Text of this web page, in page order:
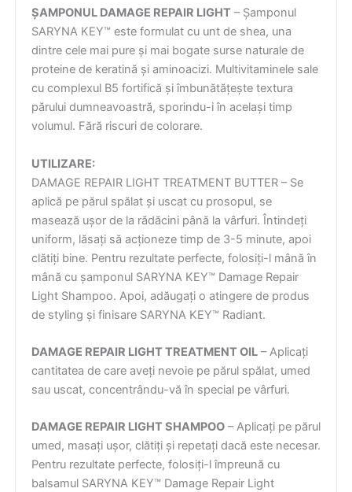
ȘAMPONUL DAMAGE REPAIR LIGHT – Șamponul
SARYNA KEY™ este formulat cu unt de shea, una
dintre cele mai pure și mai bogate surse naturale de
proteine de keratină și aminoacizi. Multivitaminele sale
cu complexul B5 fortifică și îmbunătățește textura
părului dumneavoastră, sporindu-i în același timp
volumul. Fără riscuri de colorare.
UTILIZARE:
DAMAGE REPAIR LIGHT TREATMENT BUTTER – Se
aplică pe părul spălat și uscat cu prosopul, se
masează ușor de la rădăcini până la vârfuri. Întindeți
uniform, lăsați să acționeze timp de 3-5 minute, apoi
clătiți bine. Pentru rezultate perfecte, folosiți-l mână în
mână cu șamponul SARYNA KEY™ Damage Repair
Light Shampoo. Apoi, adăugați o atingere de produs
de styling și finisare SARYNA KEY™ Radiant.
DAMAGE REPAIR LIGHT TREATMENT OIL – Aplicați
cantitatea de care aveți nevoie pe părul spălat, umed
sau uscat, concentrându-vă în special pe vârfuri.
DAMAGE REPAIR LIGHT SHAMPOO – Aplicați pe părul
umed, masați ușor, clătiți și repetați dacă este necesar.
Pentru rezultate perfecte, folosiți-l împreună cu
balsamul SARYNA KEY™ Damage Repair Light